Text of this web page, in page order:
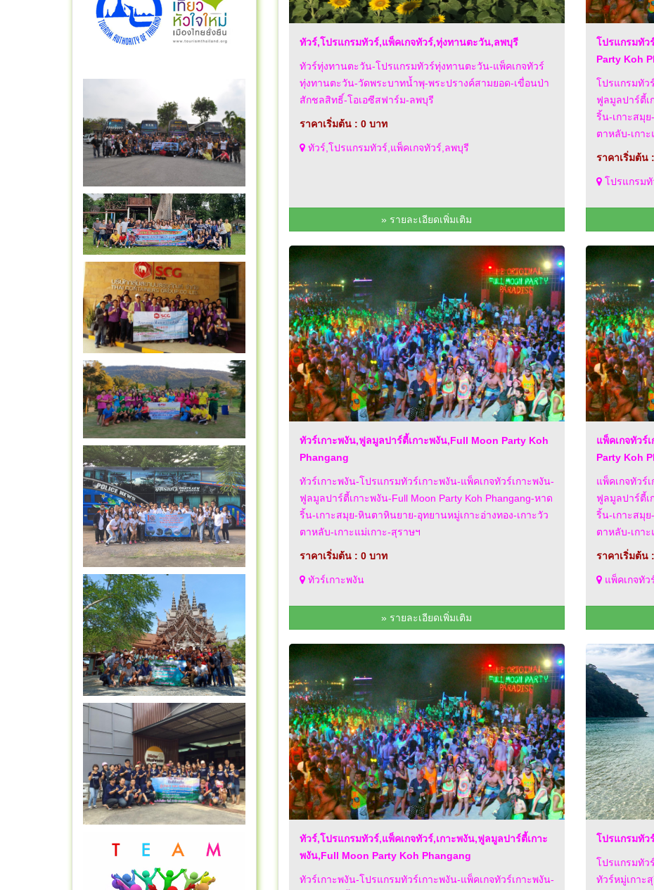
ทัวร์,โปรแกรมทัวร์,แพ็คเกจทัวร์,ทุ่งทานตะวัน,ลพบุรี
ทัวร์ทุ่งทานตะวัน-โปรแกรมทัวร์ทุ่งทานตะวัน-แพ็คเกจทัวร์
ทุ่งทานตะวัน-วัดพระบาทน้ำพุ-พระปรางค์สามยอด-เขื่อนป่า
สักชลสิทธิ์-โอเอซีสฟาร์ม-ลพบุรี
ราคาเริ่มต้น : 0 บาท
ทัวร์,โปรแกรมทัวร์,แพ็คเกจทัวร์,ลพบุรี
» รายละเอียดเพิ่มเติม
โปรแกรมทัว
Party Koh
โปรแกรมทัว
ฟูลมูลปาร์ตี้เ
ริ้น-เกาะสมุ
ตาหลับ-เกา
ราคาเริ่มต้น
โปรแกรมทั
ทัวร์เกาะพงัน,ฟูลมูลปาร์ตี้เกาะพงัน,Full Moon Party Koh
Phangang
ทัวร์เกาะพงัน-โปรแกรมทัวร์เกาะพงัน-แพ็คเกจทัวร์เกาะพงัน-
ฟูลมูลปาร์ตี้เกาะพงัน-Full Moon Party Koh Phangang-หาด
ริ้น-เกาะสมุย-หินตาหินยาย-อุทยานหมู่เกาะอ่างทอง-เกาะวัว
ตาหลับ-เกาะแม่เกาะ-สุราษฯ
ราคาเริ่มต้น : 0 บาท
ทัวร์เกาะพงัน
» รายละเอียดเพิ่มเติม
แพ็คเกจทัวร์
Party Koh
แพ็คเกจทัวร์
ฟูลมูลปาร์ตี้เ
ริ้น-เกาะสมุ
ตาหลับ-เกา
ราคาเริ่มต้น
แพ็คเกจทัว
ทัวร์,โปรแกรมทัวร์,แพ็คเกจทัวร์,เกาะพงัน,ฟูลมูลปาร์ตี้เกาะ
พงัน,Full Moon Party Koh Phangang
ทัวร์เกาะพงัน-โปรแกรมทัวร์เกาะพงัน-แพ็คเกจทัวร์เกาะพงัน-
โปรแกรมทัว
โปรแกรมทัว
ทัวร์หมู่เกาะ